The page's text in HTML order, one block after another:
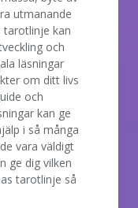
utmanande
tarotlinje kan
och
läsningar
om ditt livs
och
kan ge
i så många
vara väldigt
ge dig vilken
tarotlinje så